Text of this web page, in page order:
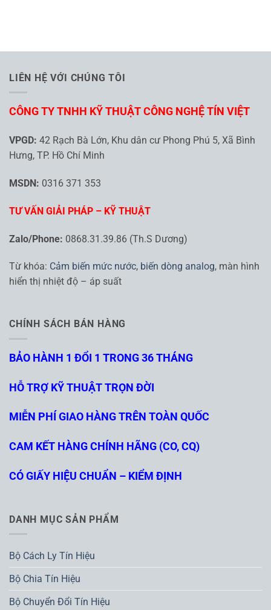
LIÊN HỆ VỚI CHÚNG TÔI
CÔNG TY TNHH KỸ THUẬT CÔNG NGHỆ TÍN VIỆT
VPGD: 42 Rạch Bà Lớn, Khu dân cư Phong Phú 5, Xã Bình
Hưng, TP. Hồ Chí Minh
MSDN: 0316 371 353
TƯ VẤN GIẢI PHÁP – KỸ THUẬT
Zalo/Phone: 0868.31.39.86 (Th.S Dương)
Từ khóa: Cảm biến mức nước, biến dòng analog, màn hình
hiển thị nhiệt độ – áp suất
CHÍNH SÁCH BÁN HÀNG
BẢO HÀNH 1 ĐỔI 1 TRONG 36 THÁNG
HỖ TRỢ KỸ THUẬT TRỌN ĐỜI
MIỄN PHÍ GIAO HÀNG TRÊN TOÀN QUỐC
CAM KẾT HÀNG CHÍNH HÃNG (CO, CQ)
CÓ GIẤY HIỆU CHUẨN – KIỂM ĐỊNH
DANH MỤC SẢN PHẨM
Bộ Cách Ly Tín Hiệu
Bộ Chia Tín Hiệu
Bộ Chuyển Đổi Tín Hiệu